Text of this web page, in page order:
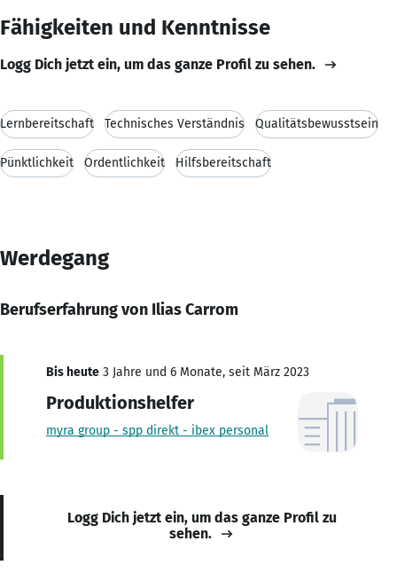
Fähigkeiten und Kenntnisse
Logg Dich jetzt ein, um das ganze Profil zu sehen.
Lernbereitschaft Technisches Verständnis Qualitätsbewusstsein
Pünktlichkeit Ordentlichkeit Hilfsbereitschaft
Werdegang
Berufserfahrung von Ilias Carrom
Bis heute 3 Jahre und 6 Monate, seit März 2023
Produktionshelfer
myra group - spp direkt - ibex personal
Logg Dich jetzt ein, um das ganze Profil zu
sehen.